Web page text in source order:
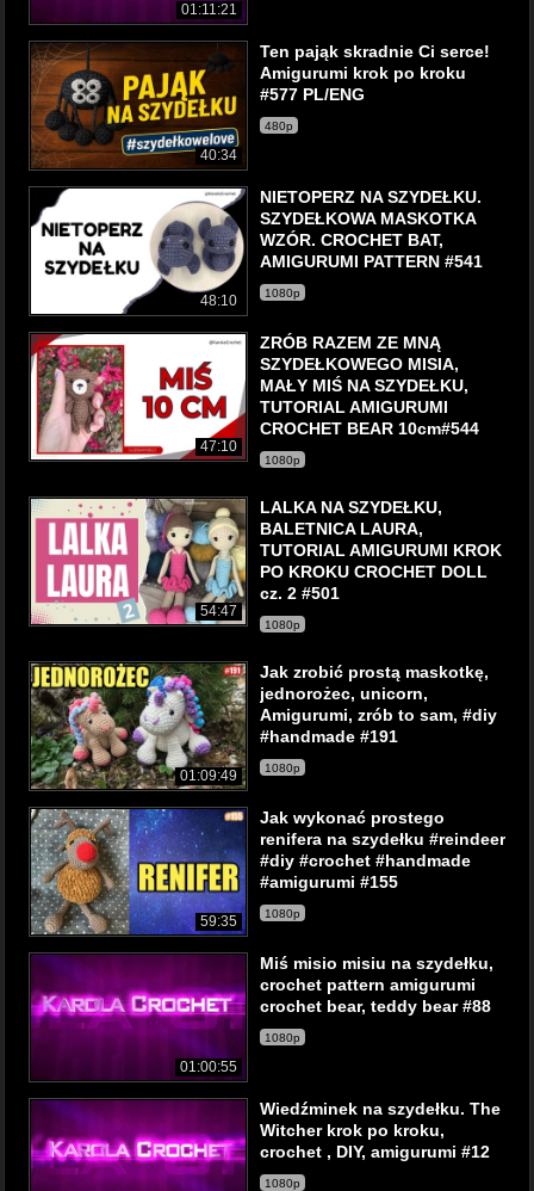
01:11:21
40:34
Ten pająk skradnie Ci serce!
Amigurumi krok po kroku
#577 PL/ENG
480p
48:10
NIETOPERZ NA SZYDEŁKU.
SZYDEŁKOWA MASKOTKA
WZÓR. CROCHET BAT,
AMIGURUMI PATTERN #541
1080p
47:10
ZRÓB RAZEM ZE MNĄ
SZYDEŁKOWEGO MISIA,
MAŁY MIŚ NA SZYDEŁKU,
TUTORIAL AMIGURUMI
CROCHET BEAR 10cm#544
1080p
54:47
LALKA NA SZYDEŁKU,
BALETNICA LAURA,
TUTORIAL AMIGURUMI KROK
PO KROKU CROCHET DOLL
cz. 2 #501
1080p
01:09:49
Jak zrobić prostą maskotkę,
jednorożec, unicorn,
Amigurumi, zrób to sam, #diy
#handmade #191
1080p
59:35
Jak wykonać prostego
renifera na szydełku #reindeer
#diy #crochet #handmade
#amigurumi #155
1080p
01:00:55
Miś misio misiu na szydełku,
crochet pattern amigurumi
crochet bear, teddy bear #88
1080p
Wiedźminek na szydełku. The
Witcher krok po kroku,
crochet , DIY, amigurumi #12
1080p